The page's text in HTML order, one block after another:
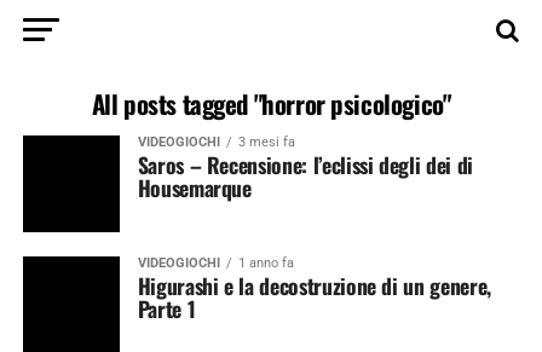
All posts tagged "horror psicologico"
VIDEOGIOCHI 3 mesi fa
Saros – Recensione: l’eclissi degli dei di
Housemarque
VIDEOGIOCHI 1 anno fa
Higurashi e la decostruzione di un genere,
Parte 1